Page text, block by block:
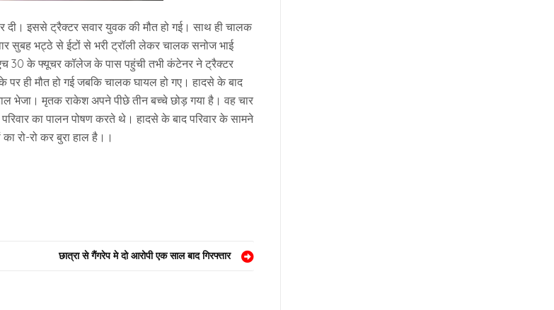
दी। इससे ट्रैक्टर सवार युवक की मौत हो गई। साथ ही चालक
सुबह भट्ठे से ईटों से भरी ट्रॉली लेकर चालक सनोज भाई
30 के फ्यूचर कॉलेज के पास पहुंची तभी कंटेनर ने ट्रैक्टर
पर ही मौत हो गई जबकि चालक घायल हो गए। हादसे के बाद
भेजा। मृतक राकेश अपने पीछे तीन बच्चे छोड़ गया है। वह चार
का पालन पोषण करते थे। हादसे के बाद परिवार के सामने
रो-रो कर बुरा हाल है।।
छात्रा से गैंगरेप मे दो आरोपी एक साल बाद गिरफ्तार